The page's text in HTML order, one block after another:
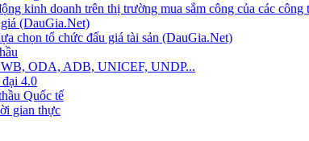
kinh doanh trên thị trường mua sắm công của các
(DauGia.Net)
chọn tổ chức đấu giá tài sản (DauGia.Net)
WB, ODA, ADB, UNICEF, UNDP...
4.0
Quốc tế
gian thực